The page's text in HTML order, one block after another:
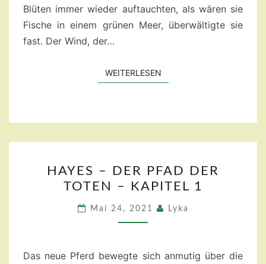
Blüten immer wieder auftauchten, als wären sie
Fische in einem grünen Meer, überwältigte sie
fast. Der Wind, der…
WEITERLESENWEITERLESEN
–
DER
PFAD
DER
–
HAYES – DER PFAD DER
TOTEN – KAPITEL 1
Mai 24, 2021 Lyka
Das neue Pferd bewegte sich anmutig über die